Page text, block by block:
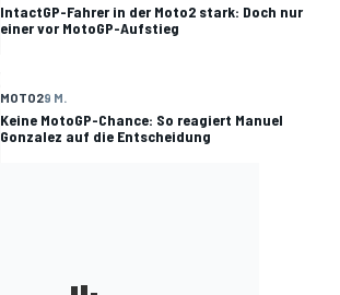
IntactGP-Fahrer in der Moto2 stark: Doch nur
einer vor MotoGP-Aufstieg
MOTO29 M.
Keine MotoGP-Chance: So reagiert Manuel
Gonzalez auf die Entscheidung